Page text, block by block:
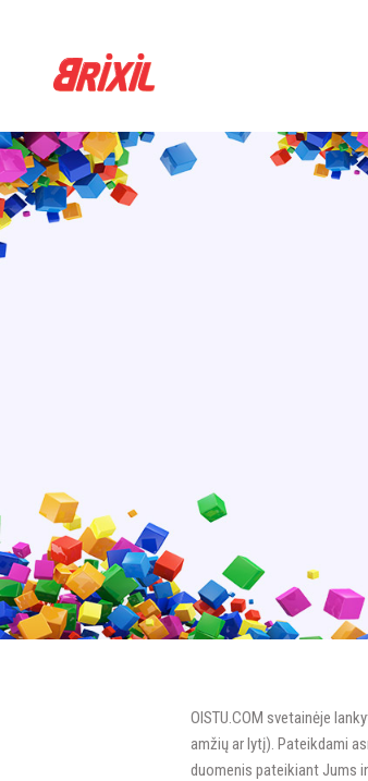
OISTU.COM svetainėje
amžių ar lytį). Pateikdami
duomenis pateikiant Jums